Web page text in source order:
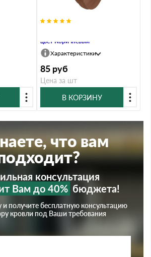
цвет Коричневый
Характеристики
85 руб
Цена за шт
В КОРЗИНУ
что вам
консультация
Вам до 40% бюджета!
и получите бесплатную консультацию
кровли под Ваши требования